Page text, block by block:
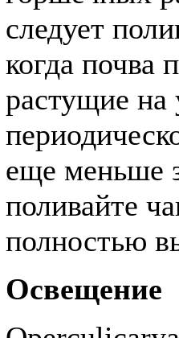
следует
когда почва
растущие на
еще меньше
поливайте
полностью
Освещение